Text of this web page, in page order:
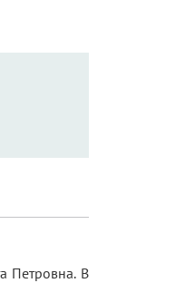
Петровна. В